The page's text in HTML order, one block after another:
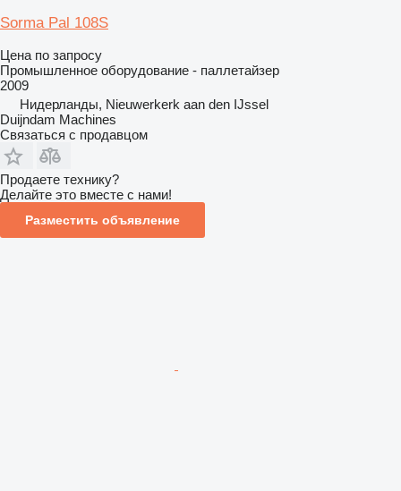
Sorma Pal 108S
Цена по запросу
Промышленное оборудование - паллетайзер
2009
Нидерланды, Nieuwerkerk aan den IJssel
Duijndam Machines
Связаться с продавцом
Продаете технику?
Делайте это вместе с нами!
Разместить объявление